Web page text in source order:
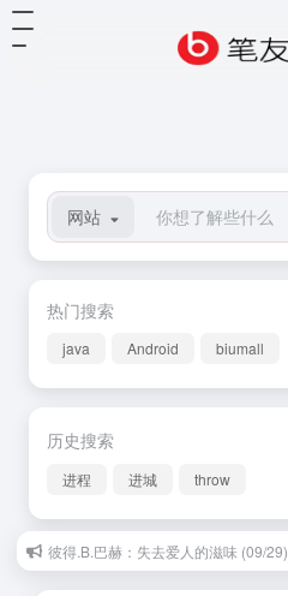
网站
热门搜索
java Android biumall
历史搜索
进程 进城 throw
彼得.B.巴赫：失去爱人的滋味 (09/29)